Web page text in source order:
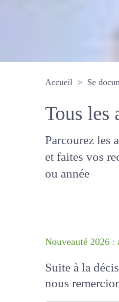
Accueil Se
Tous
Parcourez les
Fourrages, et
mot-clé,
Suite à la
nous
!